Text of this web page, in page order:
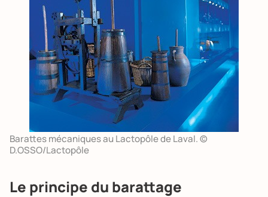
Barattes mécaniques au Lactopôle de Laval. ©
D.OSSO/Lactopôle
Le principe du barattage